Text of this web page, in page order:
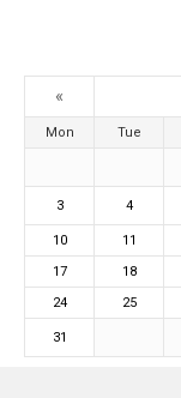
«
Mon Tue
3 4
10 11
17
18
24
25
31